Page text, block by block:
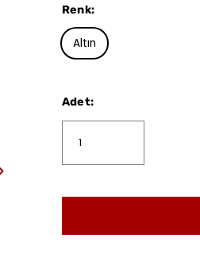
Renk:
Altın
Adet: